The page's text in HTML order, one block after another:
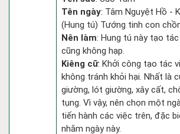
Tên ngày: Tâm Nguyệt Hồ -
(Hung tú) Tướng tinh con
Nên làm: Hung tú này tạo
cũng không hạp.
Kiêng cữ: Khởi công tạo tác
không tránh khỏi hại. Nhất là
giường, lót giường, xây cất,
tụng. Vì vậy, nên chọn một
tiến hành các việc trên, đặc
nhằm ngày này.